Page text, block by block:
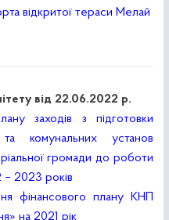
відкритої тераси Мелай
від 22.06.2022 р.
заходів з підготовки
комунальних установ
громади до роботи
– 2023 років
фінансового плану КНП
на 2021 рік